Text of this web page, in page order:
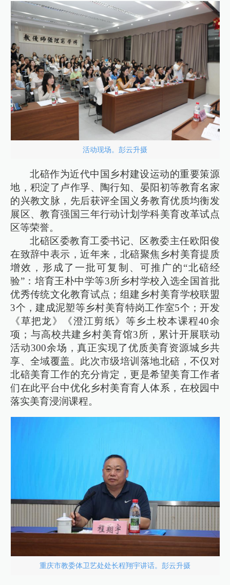
活动现场。彭云升摄
北碚作为近代中国乡村建设运动的重要策源
地，积淀了卢作孚、陶行知、晏阳初等教育名家
的兴教文脉，先后获评全国义务教育优质均衡发
展区、教育强国三年行动计划学科美育改革试点
区等荣誉。
北碚区委教育工委书记、区教委主任欧阳俊
在致辞中表示，近年来，北碚聚焦乡村美育提质
增效，形成了一批可复制、可推广的“北碚经
验”：培育王朴中学等3所乡村学校入选全国首批
优秀传统文化教育试点；组建乡村美育学校联盟
3个，建成泥塑等乡村美育特岗工作室5个；开发
《草把龙》《澄江剪纸》等乡土校本课程40余
项；与高校共建乡村美育馆3所，累计开展联动
活动300余场，真正实现了优质美育资源城乡共
享、全域覆盖。此次市级培训落地北碚，不仅对
北碚美育工作的充分肯定，更是希望美育工作者
们在此平台中优化乡村美育育人体系，在校园中
落实美育浸润课程。
重庆市教委体卫艺处处长程翔宇讲话。彭云升摄